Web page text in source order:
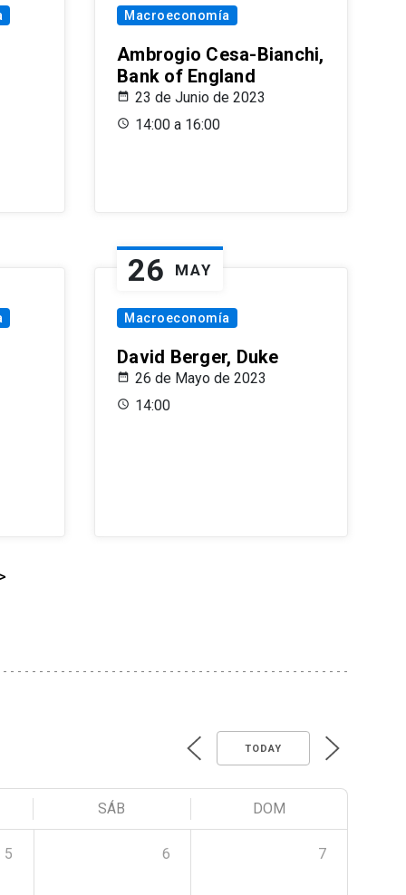
Macroeconomía
Ambrogio Cesa-Bianchi,
Bank of England
23 de Junio de 2023
14:00 a 16:00
26 MAY
Macroeconomía
David Berger, Duke
26 de Mayo de 2023
14:00
TODAY
SÁB DOM
5 6 7